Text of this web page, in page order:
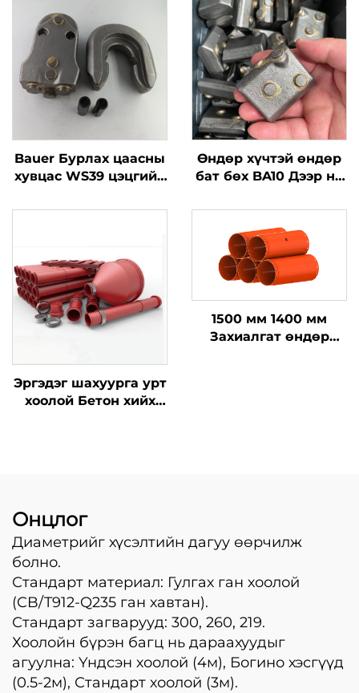
Bauer Бурлах цаасны
хувцас WS39 цэцгийн
фундаментын
Өндөр хүчтэй өндөр
бат бөх BA10 Дээр нь
зээрэнцүүдийн сав
Суурь хийх үед
дэгдэх хэсгүүд
Эргэдэг шахуурга урт
хоолой Бетон хийх
1500 мм 1400 мм
Захиалгат өндөр
Онцлог
Диаметрийг хүсэлтийн дагуу өөрчилж
болно.
Стандарт материал: Гулгах ган хоолой
(CB/T912-Q235 ган хавтан).
Стандарт загварууд: 300, 260, 219.
Хоолойн бүрэн багц нь дараахуудыг
агуулна: Үндсэн хоолой (4м), Богино хэсгүүд
(0.5-2м), Стандарт хоолой (3м).